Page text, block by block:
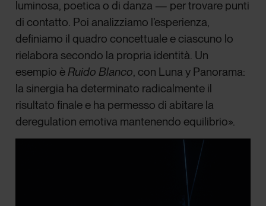
luminosa, poetica o di danza — per trovare punti
di contatto. Poi analizziamo l’esperienza,
definiamo il quadro concettuale e ciascuno lo
rielabora secondo la propria identità. Un
esempio è Ruido Blanco , con Luna y Panorama:
la sinergia ha determinato radicalmente il
risultato finale e ha permesso di abitare la
deregulation emotiva mantenendo equilibrio».